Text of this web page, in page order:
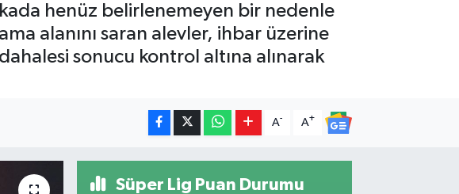
henüz belirlenemeyen bir nedenle
alanını saran alevler, ihbar üzerine
sonucu kontrol altına alınarak
A- A+
Süper Lig Puan Durumu